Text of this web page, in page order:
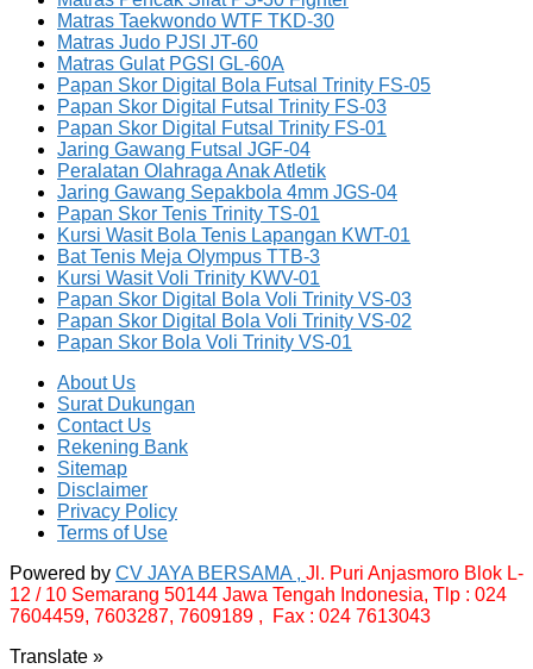
Matras Taekwondo WTF TKD-30
Matras Judo PJSI JT-60
Matras Gulat PGSI GL-60A
Papan Skor Digital Bola Futsal Trinity FS-05
Papan Skor Digital Futsal Trinity FS-03
Papan Skor Digital Futsal Trinity FS-01
Jaring Gawang Futsal JGF-04
Peralatan Olahraga Anak Atletik
Jaring Gawang Sepakbola 4mm JGS-04
Papan Skor Tenis Trinity TS-01
Kursi Wasit Bola Tenis Lapangan KWT-01
Bat Tenis Meja Olympus TTB-3
Kursi Wasit Voli Trinity KWV-01
Papan Skor Digital Bola Voli Trinity VS-03
Papan Skor Digital Bola Voli Trinity VS-02
Papan Skor Bola Voli Trinity VS-01
About Us
Surat Dukungan
Contact Us
Rekening Bank
Sitemap
Disclaimer
Privacy Policy
Terms of Use
Powered by CV JAYA BERSAMA , Jl. Puri Anjasmoro Blok L-
12 / 10 Semarang 50144 Jawa Tengah Indonesia, Tlp : 024
7604459, 7603287, 7609189 , Fax : 024 7613043
Translate »